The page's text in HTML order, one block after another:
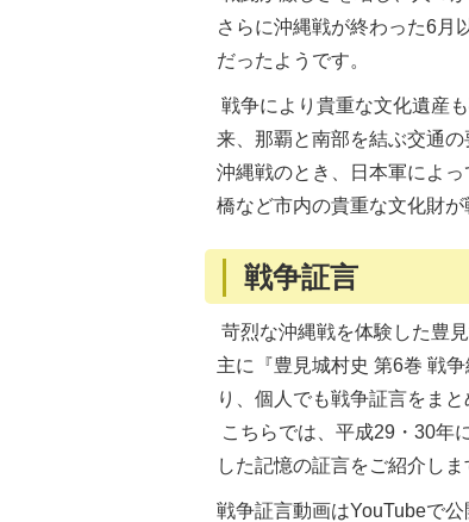
さらに沖縄戦が終わった6月
だったようです。
戦争により貴重な文化遺産
来、那覇と南部を結ぶ交通
沖縄戦のとき、日本軍によ
橋など市内の貴重な文化財が
戦争証言
苛烈な沖縄戦を体験した豊
主に『豊見城村史 第6巻 戦
り、個人でも戦争証言をま
こちらでは、平成29・30年
した記憶の証言をご紹介しま
戦争証言動画はYouTubeで公